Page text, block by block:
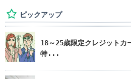
ピックアップ
18～25歳限定クレジットカ
特...